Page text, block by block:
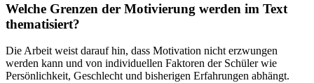
Welche Grenzen der Motivierung werden im Text
thematisiert?
Die Arbeit weist darauf hin, dass Motivation nicht erzwungen
werden kann und von individuellen Faktoren der Schüler wie
Persönlichkeit, Geschlecht und bisherigen Erfahrungen abhängt.